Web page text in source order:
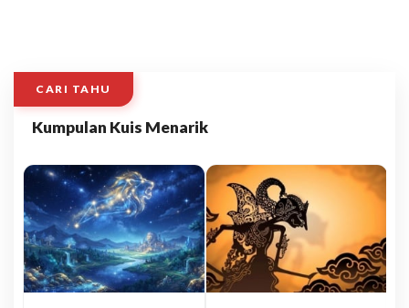
CARI TAHU
Kumpulan Kuis Menarik